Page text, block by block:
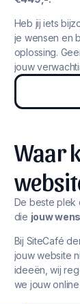
Heb jij iets
je wensen en
oplossing.
jouw
Waar
De beste plek
die jouw
Bij SiteCafé
jouw website
ideeën, wij
we jouw